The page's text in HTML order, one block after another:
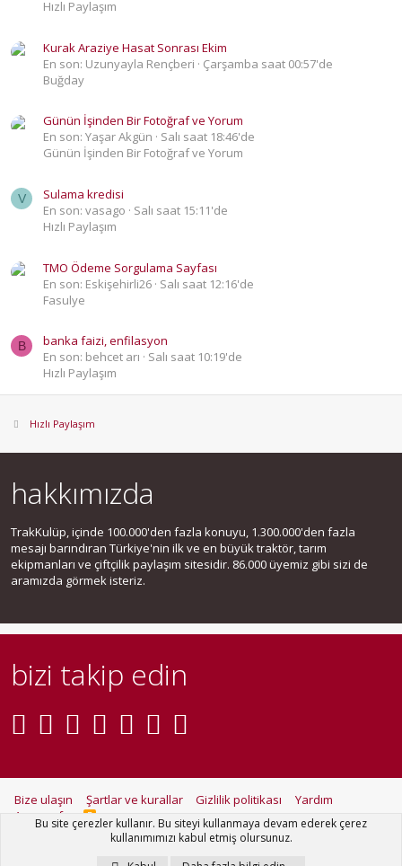
Hızlı Paylaşım
Kurak Araziye Hasat Sonrası Ekim
En son: Uzunyayla Rençberi
Çarşamba saat 00:57'de
Buğday
Günün İşinden Bir Fotoğraf ve Yorum
En son: Yaşar Akgün
Salı saat 18:46'de
Günün İşinden Bir Fotoğraf ve Yorum
V
Sulama kredisi
En son: vasago
Salı saat 15:11'de
Hızlı Paylaşım
TMO Ödeme Sorgulama Sayfası
En son: Eskişehirli26 Salı saat 12:16'de
Fasulye
B
banka faizi, enfilasyon
En son: behcet arı
Salı saat 10:19'de
Hızlı Paylaşım
Hızlı Paylaşım
hakkımızda
TrakKulüp, içinde 100.000'den fazla konuyu, 1.300.000'den fazla
mesajı barındıran Türkiye'nin ilk ve en büyük traktör, tarım
ekipmanları ve çiftçilik paylaşım sitesidir. 86.000 üyemiz gibi sizi de
aramızda görmek isteriz.
bizi takip edin
Bize ulaşın Şartlar ve kurallar Gizlilik politikası
Yardım
Ana sayfa
R
S
Bu site çerezler kullanır. Bu siteyi kullanmaya devam ederek çerez
kullanımımızı kabul etmiş olursunuz.